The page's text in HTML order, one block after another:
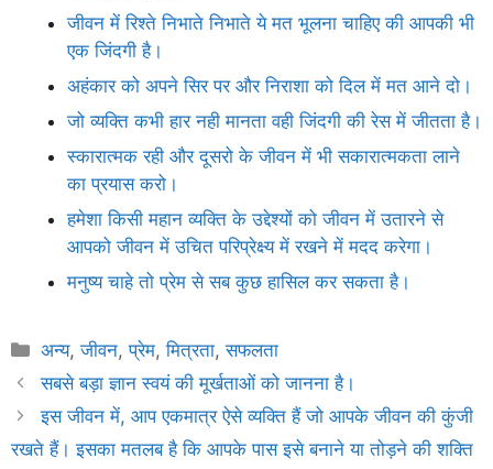
जीवन में रिश्ते निभाते निभाते ये मत भूलना चाहिए की आपकी भी
एक जिंदगी है।
अहंकार को अपने सिर पर और निराशा को दिल में मत आने दो।
जो व्यक्ति कभी हार नही मानता वही जिंदगी की रेस में जीतता है।
स्कारात्मक रही और दूसरो के जीवन में भी सकारात्मकता लाने
का प्रयास करो।
हमेशा किसी महान व्यक्ति के उद्देश्यों को जीवन में उतारने से
आपको जीवन में उचित परिप्रेक्ष्य में रखने में मदद करेगा।
मनुष्य चाहे तो प्रेम से सब कुछ हासिल कर सकता है।
Categories
अन्य,जीवन,प्रेम,मित्रता,सफलता
सबसे बड़ा ज्ञान स्वयं की मूर्खताओं को जानना है।
इस जीवन में, आप एकमात्र ऐसे व्यक्ति हैं जो आपके जीवन की कुंजी
रखते हैं। इसका मतलब है कि आपके पास इसे बनाने या तोड़ने की शक्ति